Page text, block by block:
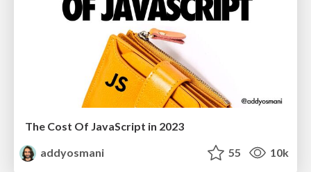
The Cost Of JavaScript in 2023
addyosmani
55 10k